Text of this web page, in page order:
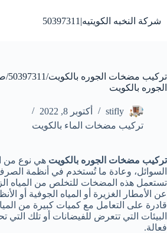
إلى
المحتوى
شركة النخبه الكويتيه|50397311
تركيب
الجوره بالكويت
stifly
أكتوبر 8, 2022
تركيب مضخات الماء بالكويت
تركيب مضخات الجوره بالكويت هي نوع من
السوائل، وعادة ما تُستخدم في أنظمة
تستعمل هذه المضخات للتخلص من المياه
عن الأمطار الغزيرة أو المياه الجوفية أو
قادرة على التعامل مع كميات كبيرة من
البيئات التي تتعرض للفيضانات أو تلك التي
فعالة.